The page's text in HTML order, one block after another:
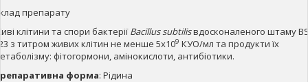
препарату
клітини та спори бактеріїBacillus subtilisвдосконаленого штаму
з титром живих клітин не менше 5х109 КУО/мл та продукти їх
фітогормони, амінокислоти, антибіотики.
форма: Рідина